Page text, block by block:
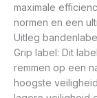
maximale
normen en een
Uitleg
Grip label: Dit
remmen op een
hoogste